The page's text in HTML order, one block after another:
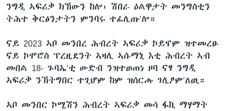
ንግዲ ኣፍሪቃ ክኸውን ከሎ፡ ሽበራ ዕልዋታት መንግስቲን
ትሕተ ቅርፅንታትን ምንባሩ ተፈሊጡ’ሎ።
ናይ 2023 ኣቦ መንበረ ሕብረት ኣፍሪቃ ኮይኖም ዝተመረፁ
ናይ ኮሞሮስ ፕረዚደንት ኣዛሊ ኣሱማኒ እቲ ሕብረት ኣብ
መበል 18- ጉባኤ’ቲ ውድብ ንዝተወጠነ ዞባ ናፃ ንግዲ
ኣፍሪቃ ንኽትግበር ተጊሆም ከም ዝሰርሑ ገሊፆም’ለዉ።
ኣቦ መንበር ኮሚሽን ሕብረት ኣፍሪቃ መሳ ፋኪ ማሃማት